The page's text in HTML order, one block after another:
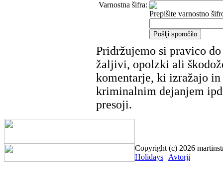
Varnostna šifra:
Prepišite varnostno
Pridržujemo si pravico
žaljivi, opolzki ali
komentarje, ki izražajo
kriminalnim dejanjem
presoji.
Copyright (c) 2026
Holidays | Avtorji